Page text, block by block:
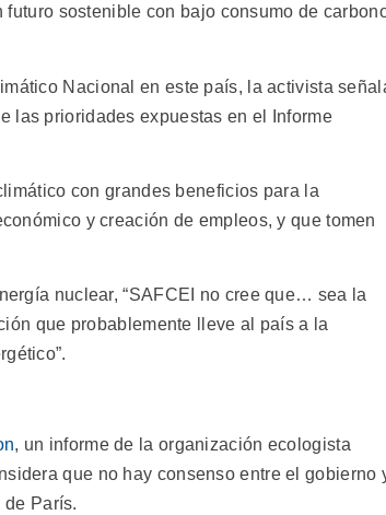
sostenible con bajo consumo de
Nacional en este país, la activista
las prioridades expuestas en el Informe
con grandes beneficios para la
y creación de empleos, y que tomen
nuclear, “SAFCEI no cree que… sea la
que probablemente lleve al país a la
, un informe de la organización ecologista
que no hay consenso entre el gobierno
París.